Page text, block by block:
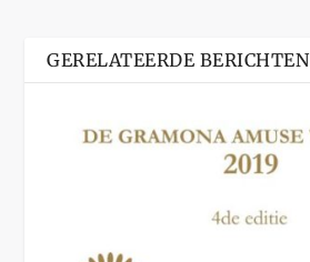
GERELATEERDE BERICHTEN